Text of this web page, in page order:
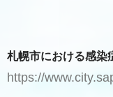
札幌市における感染
https://